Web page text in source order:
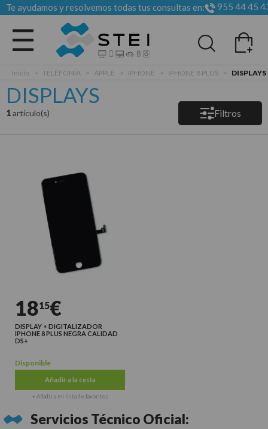
Te ayudamos y resolvemos todas tus consultas en: 955 44 45
Todas las categorias
Inicio > TELEFONÍA > APPLE > IPHONE > IPHONE 8 PLUS > DISPLAYS
DISPLAYS
1articulo(s) Filtros
1815€
DISPLAY + DIGITALIZADOR
IPHONE 8 PLUS NEGRA CALIDAD
DS+
Disponible
Añadir a la cesta
+ Añadir a mi lista de favoritos
Servicios Técnico Oficial: